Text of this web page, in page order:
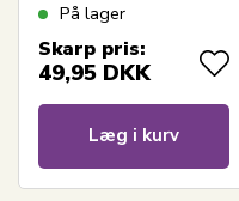
På lager
Skarp pris:
49,95 DKK
Læg i kurv